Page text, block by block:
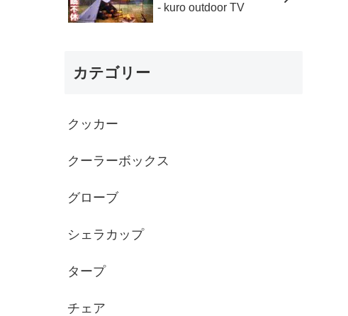
- kuro outdoor TV
カテゴリー
クッカー
クーラーボックス
グローブ
シェラカップ
タープ
チェア